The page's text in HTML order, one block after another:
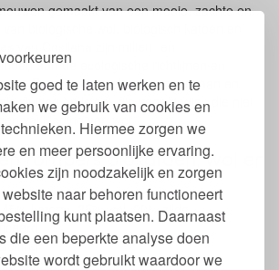
goed te laten werken en te
we gebruik van cookies en
Hiermee zorgen we
en meer persoonlijke ervaring.
zijn noodzakelijk en zorgen
naar behoren functioneert
kunt plaatsen. Daarnaast
die een beperkte analyse doen
wordt gebruikt waardoor we
gemaakt van een mooie, zachte en
biologische wol, biologisch katoen en
van Cosilana zijn milieu- en
aan de ecologische richtlijnen en
De romper voelt heel soepel aan en
sluiting en is ook fijn voor kindjes die niet
val kleding van wol.
rompers biokatoen, wol en
katoen, 35% wol, 20% zijde